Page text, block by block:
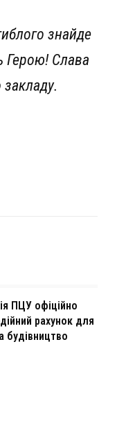
знайде
Герою! Слава
закладу.
ПЦУ офіційно
рахунок для
будівництво